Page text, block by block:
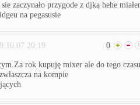
zaczynało przygode z djką hehe
na pegasusie
20:19 0
rok kupuję mixer ale do tego czasu
na kompie